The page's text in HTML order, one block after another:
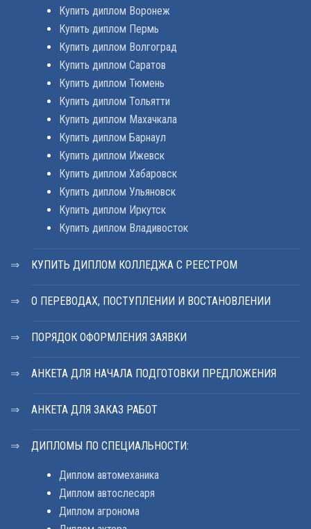
Купить диплом Воронеж
Купить диплом Пермь
Купить диплом Волгоград
Купить диплом Саратов
Купить диплом Тюмень
Купить диплом Тольятти
Купить диплом Махачкала
Купить диплом Барнаул
Купить диплом Ижевск
Купить диплом Хабаровск
Купить диплом Ульяновск
Купить диплом Иркутск
Купить диплом Владивосток
КУПИТЬ ДИПЛОМ КОЛЛЕДЖА С РЕЕСТРОМ
О ПЕРЕВОДАХ, ПОСТУПЛЕНИИ И ВОСТАНОВЛЕНИИ
ПОРЯДОК ОФОРМЛЕНИЯ ЗАЯВКИ
АНКЕТА ДЛЯ НАЧАЛА ПОДГОТОВКИ ПРЕДЛОЖЕНИЯ
АНКЕТА ДЛЯ ЗАКАЗ РАБОТ
ДИПЛОМЫ ПО СПЕЦИАЛЬНОСТИ:
Диплом автомеханика
Диплом автослесаря
Диплом агронома